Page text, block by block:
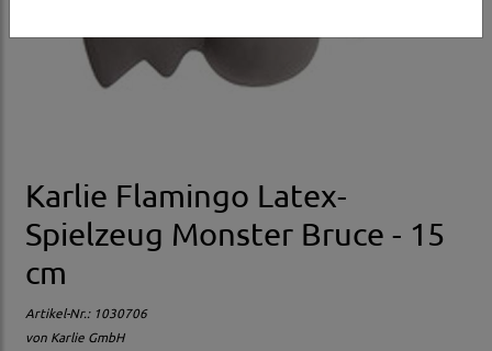
Karlie Flamingo Latex-
Spielzeug Monster Bruce - 15
cm
Artikel-Nr.: 1030706
von Karlie GmbH